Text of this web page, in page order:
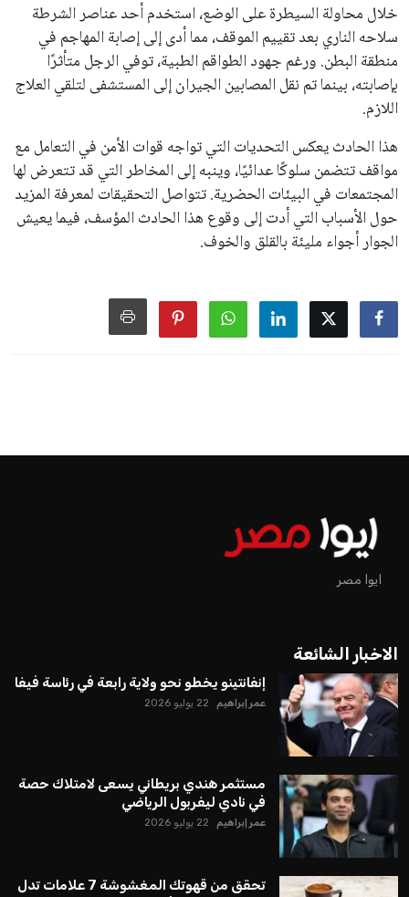
خلال محاولة السيطرة على الوضع، استخدم أحد عناصر الشرطة
سلاحه الناري بعد تقييم الموقف، مما أدى إلى إصابة المهاجم في
منطقة البطن. ورغم جهود الطواقم الطبية، توفي الرجل متأثرًا
بإصابته، بينما تم نقل المصابين الجيران إلى المستشفى لتلقي العلاج
اللازم.
هذا الحادث يعكس التحديات التي تواجه قوات الأمن في التعامل مع
مواقف تتضمن سلوكًا عدائيًا، وينبه إلى المخاطر التي قد تتعرض لها
المجتمعات في البيئات الحضرية. تتواصل التحقيقات لمعرفة المزيد
حول الأسباب التي أدت إلى وقوع هذا الحادث المؤسف، فيما يعيش
الجوار أجواء مليئة بالقلق والخوف.
ايوا مصر
الاخبار الشائعة
إنفانتينو يخطو نحو ولاية رابعة في رئاسة فيفا
عمر إبراهيم 22 يوليو 2026
مستثمر هندي بريطاني يسعى لامتلاك حصة
في نادي ليفربول الرياضي
عمر إبراهيم 22 يوليو 2026
تحقق من قهوتك المغشوشة 7 علامات تدل